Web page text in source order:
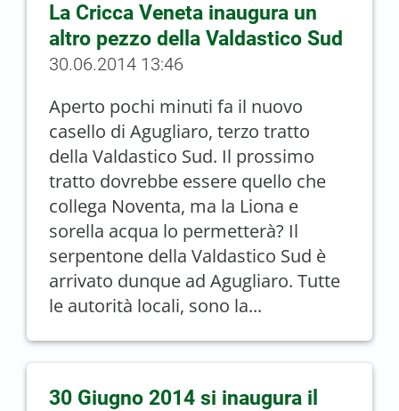
La Cricca Veneta inaugura un
altro pezzo della Valdastico Sud
30.06.2014 13:46
Aperto pochi minuti fa il nuovo
casello di Agugliaro, terzo tratto
della Valdastico Sud. Il prossimo
tratto dovrebbe essere quello che
collega Noventa, ma la Liona e
sorella acqua lo permetterà? Il
serpentone della Valdastico Sud è
arrivato dunque ad Agugliaro. Tutte
le autorità locali, sono la...
30 Giugno 2014 si inaugura il